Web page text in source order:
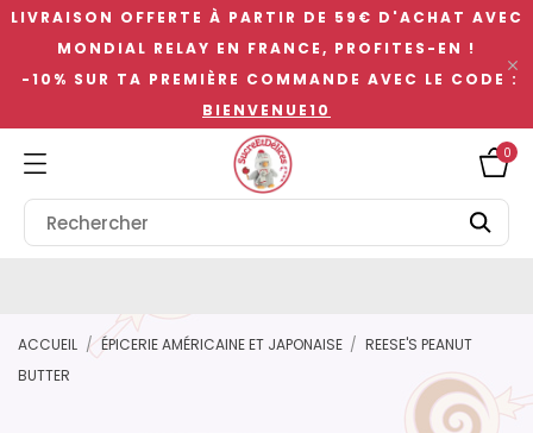
LIVRAISON OFFERTE À PARTIR DE 59€ D'ACHAT AVEC
MONDIAL RELAY EN FRANCE, PROFITES-EN !
-10% SUR TA PREMIÈRE COMMANDE AVEC LE CODE :
BIENVENUE10

0
ACCUEIL ÉPICERIE AMÉRICAINE ET JAPONAISE
REESE'S PEANUT
BUTTER